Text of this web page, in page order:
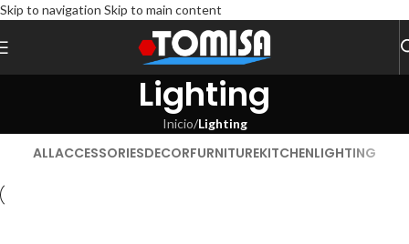
Skip to navigation Skip to main content
Lighting
Inicio/Lighting
ALLACCESSORIESDECORFURNITUREKITCHENLIGHTING